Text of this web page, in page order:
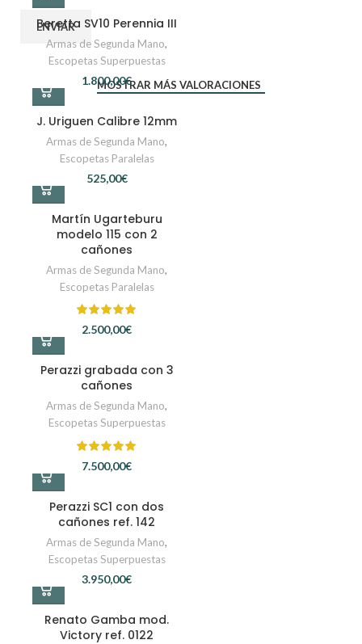
MOSTRAR MÁS VALORACIONES
Beretta SV10 Perennia III
Armas de Segunda Mano,
Escopetas Superpuestas
€
J. Uriguen Calibre 12mm
Armas de Segunda Mano,
Escopetas Paralelas
€
Martín Ugarteburu
modelo 115 con 2
cañones
Armas de Segunda Mano,
Escopetas Paralelas
€
Perazzi grabada con 3
cañones
Armas de Segunda Mano,
Escopetas Superpuestas
€
Perazzi SC1 con dos
cañones ref. 142
Armas de Segunda Mano,
Escopetas Superpuestas
€
Renato Gamba mod.
Victory ref. 0122